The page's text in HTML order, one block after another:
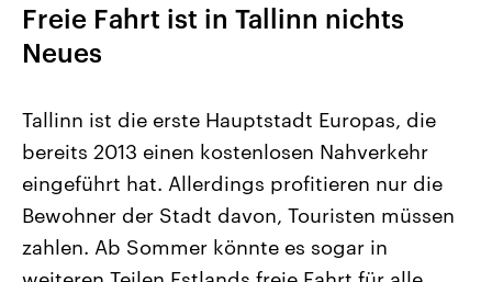
Landtagswahl Sachsen-Anhalt
2026
Alle Informationen
Sachsen-Anhalt wählt am 6.
September 2026 einen neuen
Landtag. Seit 2021 wird das
Bundesland von einer Koalition aus
USA
Aktuelle Beiträge,
Hintergründe
Wirtschaftlich und
gehören die Vereinigten
den mächtigsten Ländern
mit großem Einfluss auf
Freie Fahrt ist in Tallinn nichts
Neues
Tallinn ist die erste Hauptstadt Europas, die
bereits 2013 einen kostenlosen Nahverkehr
eingeführt hat. Allerdings profitieren nur die
Bewohner der Stadt davon, Touristen müssen
zahlen. Ab Sommer könnte es sogar in